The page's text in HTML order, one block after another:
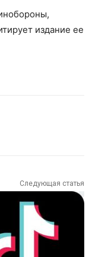
издание ее
Следующая статья